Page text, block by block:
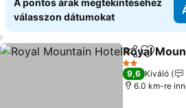
A pontos árak megtekintéséhez
válasszon dátumokat
Megosztás
Royal
2 Kategória
9,6 Kiváló
6.0 km-re